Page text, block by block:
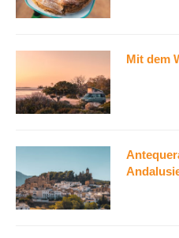
Mit dem